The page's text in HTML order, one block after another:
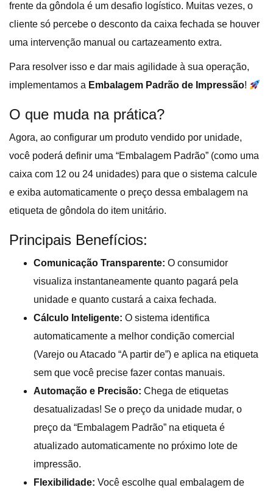
frente da gôndola é um desafio logístico. Muitas vezes, o
cliente só percebe o desconto da caixa fechada se houver
uma intervenção manual ou cartazeamento extra.
Para resolver isso e dar mais agilidade à sua operação,
implementamos a Embalagem Padrão de Impressão!
O que muda na prática?
Agora, ao configurar um produto vendido por unidade,
você poderá definir uma “Embalagem Padrão” (como uma
caixa com 12 ou 24 unidades) para que o sistema calcule
e exiba automaticamente o preço dessa embalagem na
etiqueta de gôndola do item unitário.
Principais Benefícios:
Comunicação Transparente: O consumidor
visualiza instantaneamente quanto pagará pela
unidade e quanto custará a caixa fechada.
Cálculo Inteligente: O sistema identifica
automaticamente a melhor condição comercial
(Varejo ou Atacado “A partir de”) e aplica na etiqueta
sem que você precise fazer contas manuais.
Automação e Precisão: Chega de etiquetas
desatualizadas! Se o preço da unidade mudar, o
preço da “Embalagem Padrão” na etiqueta é
atualizado automaticamente no próximo lote de
impressão.
Flexibilidade: Você escolhe qual embalagem de